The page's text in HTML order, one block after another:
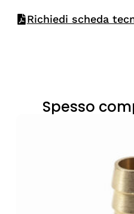
Richiedi scheda
Spesso